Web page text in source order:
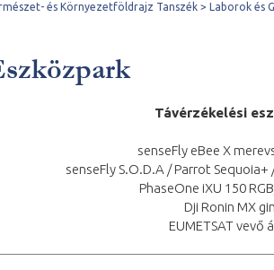
és Környezetföldrajz Tanszék Laborok és
Távérzékelési
senseFly eBee X
senseFly S.O.D.A / Parrot
PhaseOne iXU 150
Dji Ronin MX
EUMETSAT vevő